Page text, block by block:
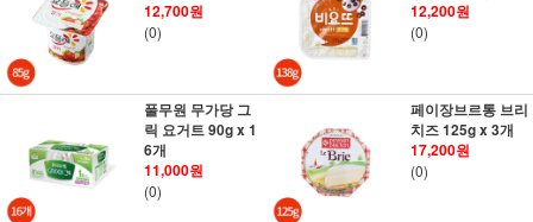
12,700원
(0)
12,200원
(0)
풀무원 무가당 그
릭 요거트 90g x 1
6개
11,000원
(0)
페이장브르통 브리
치즈 125g x 3개
17,200원
(0)